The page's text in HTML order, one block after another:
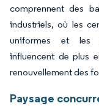
comprennent des
industriels, où les
uniformes et les
influencent de plus
renouvellement des
Paysage